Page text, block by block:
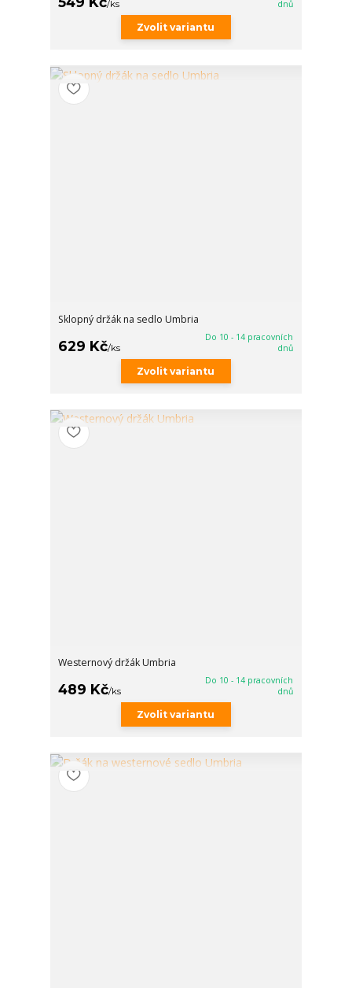
/ks dnů
Zvolit variantu
Sklopný držák na sedlo Umbria
629 Kč/ks
Do 10 - 14 pracovních
dnů
Zvolit variantu
Westernový držák Umbria
489 Kč/ks
Do 10 - 14 pracovních
dnů
Zvolit variantu